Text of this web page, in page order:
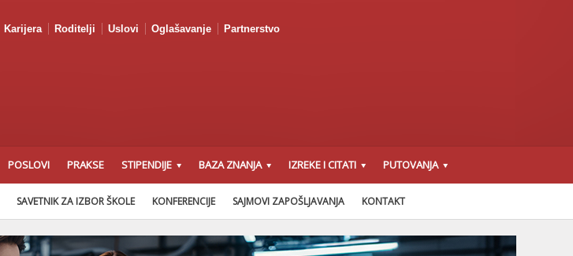
Karijera Roditelji Uslovi Oglašavanje Partnerstvo
POSLOVI PRAKSE STIPENDIJE BAZA ZNANJA IZREKE I CITATI PUTOVANJA
SAVETNIK ZA IZBOR ŠKOLE KONFERENCIJE SAJMOVI ZAPOŠLJAVANJA KONTAKT